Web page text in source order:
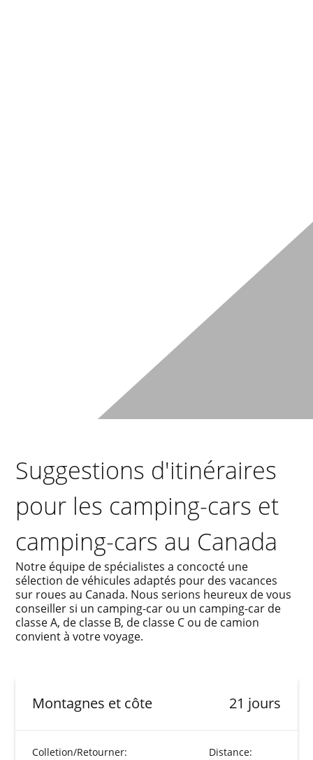
Suggestions d'itinéraires
pour les camping-cars et
camping-cars au Canada
Notre équipe de spécialistes a concocté une
sélection de véhicules adaptés pour des vacances
sur roues au Canada. Nous serions heureux de vous
conseiller si un camping-car ou un camping-car de
classe A, de classe B, de classe C ou de camion
convient à votre voyage.
Montagnes et côte 21 jours
Colletion/Retourner:
Distance: